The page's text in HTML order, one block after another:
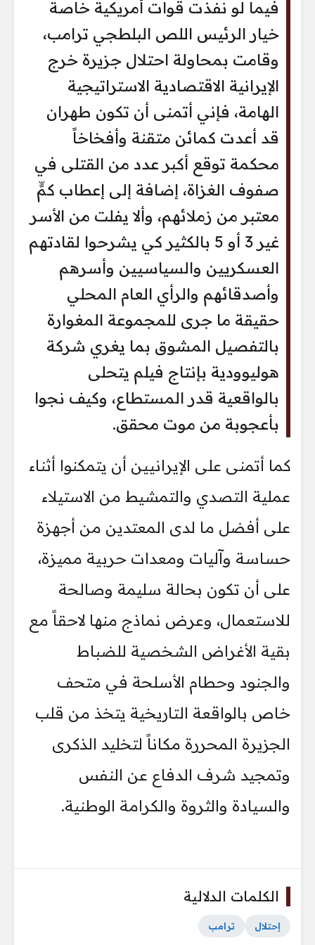
فيما لو نفذت قوات أمريكية خاصة
خيار الرئيس اللص البلطجي ترامب،
وقامت بمحاولة احتلال جزيرة خرج
الإيرانية الاقتصادية الاستراتيجية
الهامة، فإني أتمنى أن تكون طهران
قد أعدت كمائن متقنة وأفخاخاً
محكمة توقع أكبر عدد من القتلى في
صفوف الغزاة، إضافة إلى إعطاب كمٍّ
معتبر من زملائهم، وألا يفلت من الأسر
غير 3 أو 5 بالكثير كي يشرحوا لقادتهم
العسكريين والسياسيين وأسرهم
وأصدقائهم والرأي العام المحلي
حقيقة ما جرى للمجموعة المغوارة
بالتفصيل المشوق بما يغري شركة
هوليوودية بإنتاج فيلم يتحلى
بالواقعية قدر المستطاع، وكيف نجوا
بأعجوبة من موت محقق.
كما أتمنى على الإيرانيين أن يتمكنوا أثناء
عملية التصدي والتمشيط من الاستيلاء
على أفضل ما لدى المعتدين من أجهزة
حساسة وآليات ومعدات حربية مميزة،
على أن تكون بحالة سليمة وصالحة
للاستعمال، وعرض نماذج منها لاحقاً مع
بقية الأغراض الشخصية للضباط
والجنود وحطام الأسلحة في متحف
خاص بالواقعة التاريخية يتخذ من قلب
الجزيرة المحررة مكاناً لتخليد الذكرى
وتمجيد شرف الدفاع عن النفس
والسيادة والثروة والكرامة الوطنية.
الكلمات الدلالية
إحتلال ترامب